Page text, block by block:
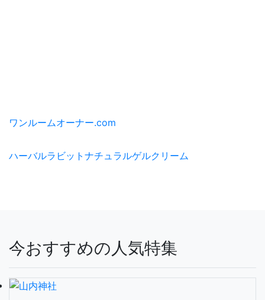
ワンルームオーナー.com
ハーバルラビットナチュラルゲルクリーム
今おすすめの人気特集